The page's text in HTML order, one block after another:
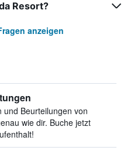
Resort?
anzeigen
und Beurteilungen von
wie dir. Buche jetzt